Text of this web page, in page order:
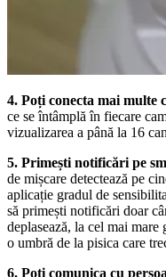
4. Poți conecta mai multe
ce se întâmplă în fiecare
vizualizarea a până la 16
5. Primești notificări pe
de mișcare detectează pe
aplicație gradul de
să primești notificări doar
deplasează, la cel mai
o umbră de la pisica care
6. Poți comunica cu